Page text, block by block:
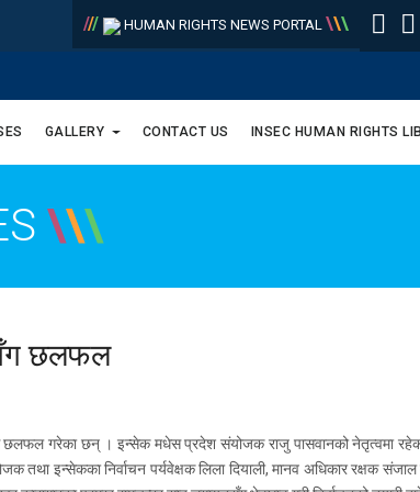
/// HUMAN RIGHTS NEWS PORTAL \\\
GALLERY CONTACT US INSEC HUMAN RIGHTS
\\\
छलफल
छलफल गरेका छन् । इन्सेक मधेस प्रदेश संयोजक राजु पासवानको नेतृत्वमा रहेको
इन्सेकका निर्वाचन पर्यवेक्षक लिला दियाली, मानव अधिकार रक्षक संजाल